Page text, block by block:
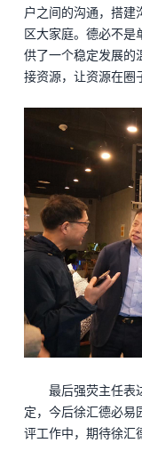
户之间的沟通，搭建
区大家庭。德必不是
供了一个稳定发展的
接资源，让资源在圈
最后强荧主任表
定，今后徐汇德必易
评工作中，期待徐汇